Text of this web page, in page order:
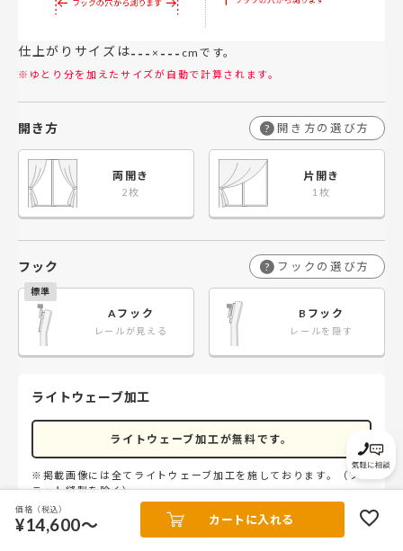
仕上がりサイズは--- × --- cmです。
※ゆとり分を加えたサイズが自動で計算されます。
開き方 ? 開き方の選び方
両開き 片開き
フック ? フックの選び方
Aフック
レールが見える
Bフック
レールを隠す
ライトウェーブ加工
ライトウェーブ加工が無料です。
※掲載画像には全てライトウェーブ加工を施しております。（フ
ラット縫製を除く）
ライトウェーブ
価格（税込）
¥14,600～ カートに入れる